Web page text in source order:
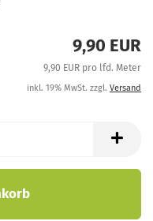
9,90 EUR
9,90 EUR pro lfd. Meter
inkl. 19% MwSt. zzgl. Versand